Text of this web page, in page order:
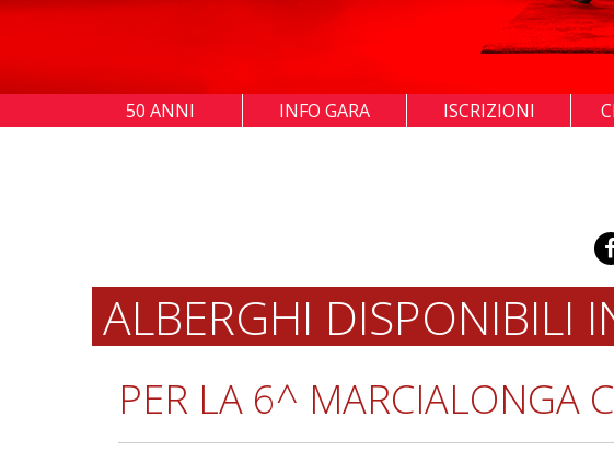
50 ANNI INFO GARA ISCRIZIONI
ALBERGHI DISPONIBILI
PER LA 6^ MARCIALONGA